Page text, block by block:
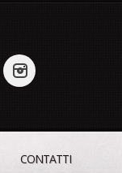
CONTATTI